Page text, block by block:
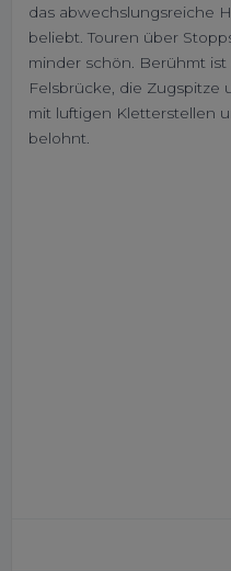
das abwechslungsreiche
beliebt. Touren über
minder schön. Berühmt
Felsbrücke, die Zugspitze
mit luftigen Kletterstellen
belohnt.